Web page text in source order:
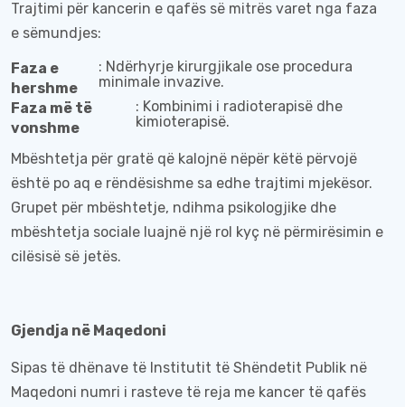
Trajtimi për kancerin e qafës së mitrës varet nga faza
e sëmundjes:
Faza e
hershme
: Ndërhyrje kirurgjikale ose procedura
minimale invazive.
Faza më të
vonshme
: Kombinimi i radioterapisë dhe
kimioterapisë.
Mbështetja për gratë që kalojnë nëpër këtë përvojë
është po aq e rëndësishme sa edhe trajtimi mjekësor.
Grupet për mbështetje, ndihma psikologjike dhe
mbështetja sociale luajnë një rol kyç në përmirësimin e
cilësisë së jetës.
Gjendja në Maqedoni
Sipas të dhënave të Institutit të Shëndetit Publik në
Maqedoni numri i rasteve të reja me kancer të qafës